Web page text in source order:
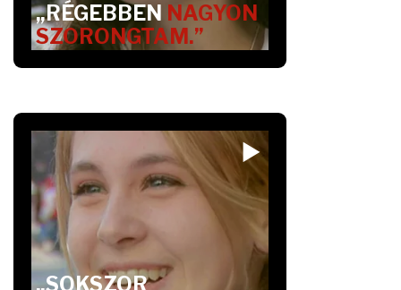
„RÉGEBBEN NAGYON
SZORONGTAM.”
„SOKSZOR